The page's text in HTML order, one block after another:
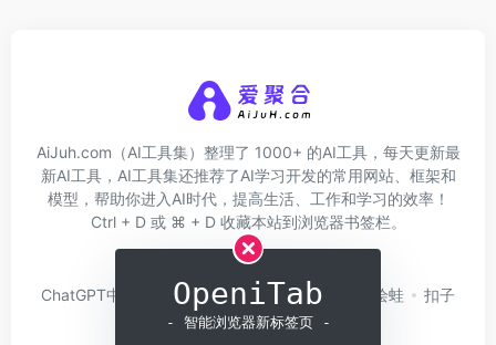
AiJuh.com（AI工具集）整理了 1000+ 的AI工具，每天更新最
新AI工具，AI工具集还推荐了AI学习开发的常用网站、框架和
模型，帮助你进入AI时代，提高生活、工作和学习的效率！
Ctrl + D 或 ⌘ + D 收藏本站到浏览器书签栏。
ChatGPT中文版
问小白 硅基流动 Trae 绘蛙
扣子
Coze
白日梦AI
OpeniTab
- 智能浏览器新标签页 -